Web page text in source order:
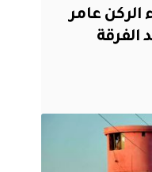
الركن عامر